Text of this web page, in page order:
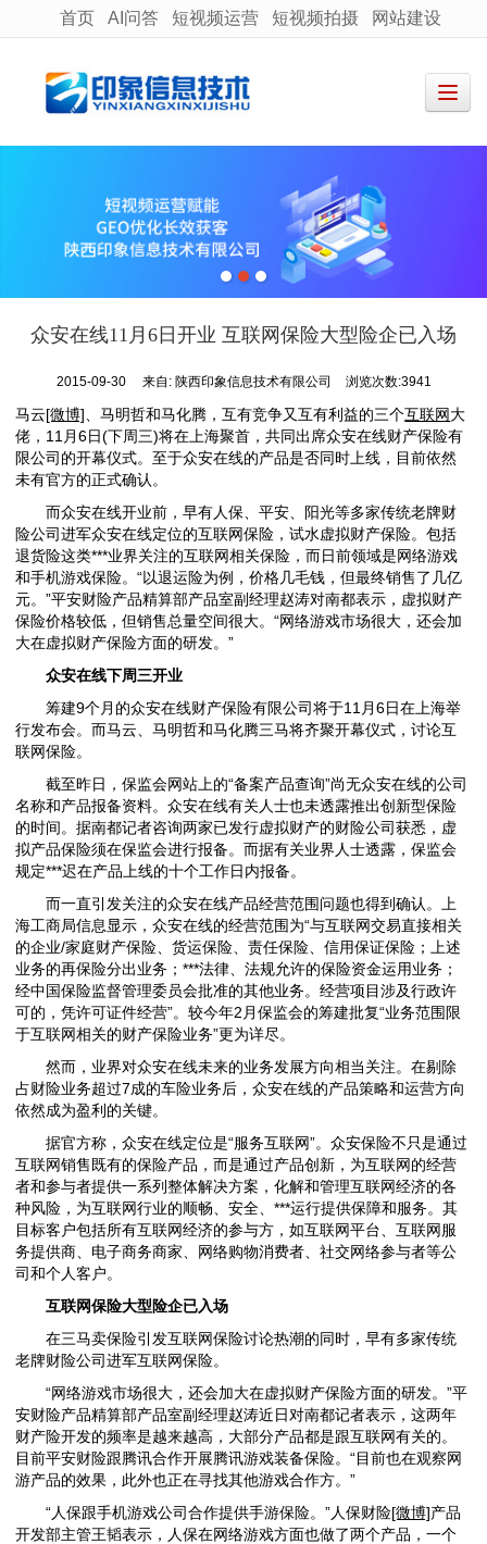
很遗憾，因您的浏览器版本过低导致无法获得最佳浏览体验，推荐下载安装谷歌浏览器！
首页 AI问答 短视频运营 短视频拍摄 网站建设
众安在线11月6日开业 互联网保险大型险企已入场
2015-09-30 来自: 陕西印象信息技术有限公司 浏览次数:3941
马云[微博] 、马明哲和马化腾，互有竞争又互有利益的三个互联网大
佬，11月6日(下周三)将在上海聚首，共同出席众安在线财产保险有
限公司的开幕仪式。至于众安在线的产品是否同时上线，目前依然
未有官方的正式确认。
而众安在线开业前，早有人保、平安、阳光等多家传统老牌财
险公司进军众安在线定位的互联网保险，试水虚拟财产保险。包括
退货险这类***业界关注的互联网相关保险，而日前领域是网络游戏
和手机游戏保险。“以退运险为例，价格几毛钱，但最终销售了几亿
元。”平安财险产品精算部产品室副经理赵涛对南都表示，虚拟财产
保险价格较低，但销售总量空间很大。“网络游戏市场很大，还会加
大在虚拟财产保险方面的研发。”
众安在线下周三开业
筹建9个月的众安在线财产保险有限公司将于11月6日在上海举
行发布会。而马云、马明哲和马化腾三马将齐聚开幕仪式，讨论互
联网保险。
截至昨日，保监会网站上的“备案产品查询”尚无众安在线的公司
名称和产品报备资料。众安在线有关人士也未透露推出创新型保险
的时间。据南都记者咨询两家已发行虚拟财产的财险公司获悉，虚
拟产品保险须在保监会进行报备。而据有关业界人士透露，保监会
规定***迟在产品上线的十个工作日内报备。
而一直引发关注的众安在线产品经营范围问题也得到确认。上
海工商局信息显示，众安在线的经营范围为“与互联网交易直接相关
的企业/家庭财产保险、货运保险、责任保险、信用保证保险；上述
业务的再保险分出业务；***法律、法规允许的保险资金运用业务；
经中国保险监督管理委员会批准的其他业务。经营项目涉及行政许
可的，凭许可证件经营”。较今年2月保监会的筹建批复“业务范围限
于互联网相关的财产保险业务”更为详尽。
然而，业界对众安在线未来的业务发展方向相当关注。在剔除
占财险业务超过7成的车险业务后，众安在线的产品策略和运营方向
依然成为盈利的关键。
据官方称，众安在线定位是“服务互联网”。众安保险不只是通过
互联网销售既有的保险产品，而是通过产品创新，为互联网的经营
者和参与者提供一系列整体解决方案，化解和管理互联网经济的各
种风险，为互联网行业的顺畅、安全、***运行提供保障和服务。其
目标客户包括所有互联网经济的参与方，如互联网平台、互联网服
务提供商、电子商务商家、网络购物消费者、社交网络参与者等公
司和个人客户。
互联网保险大型险企已入场
在三马卖保险引发互联网保险讨论热潮的同时，早有多家传统
老牌财险公司进军互联网保险。
“网络游戏市场很大，还会加大在虚拟财产保险方面的研发。”平
安财险产品精算部产品室副经理赵涛近日对南都记者表示，这两年
财产险开发的频率是越来越高，大部分产品都是跟互联网有关的。
目前平安财险跟腾讯合作开展腾讯游戏装备保险。“目前也在观察网
游产品的效果，此外也正在寻找其他游戏合作方。”
“人保跟手机游戏公司合作提供手游保险。”人保财险[微博]产品
开发部主管王韬表示，人保在网络游戏方面也做了两个产品，一个